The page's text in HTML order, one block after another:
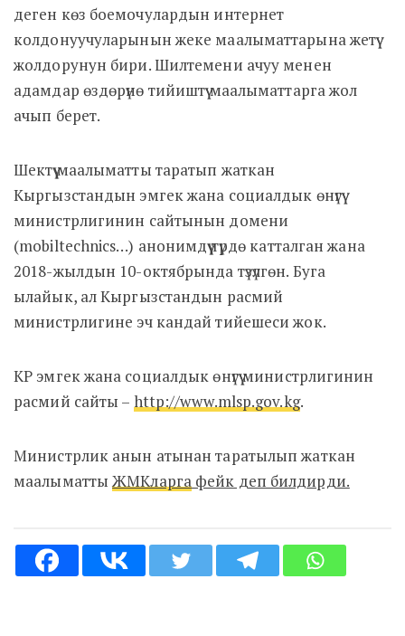
деген көз боемочулардын интернет
колдонуучуларынын жеке маалыматтарына жетүү
жолдорунун бири. Шилтемени ачуу менен
адамдар өздөрүнө тийиштүү маалыматтарга жол
ачып берет.
Шектүү маалыматты таратып жаткан
Кыргызстандын эмгек жана социалдык өнүгүү
министрлигинин сайтынын домени
(mobiltechnics…) анонимдүү түрдө катталган жана
2018-жылдын 10-октябрында түзүлгөн. Буга
ылайык, ал Кыргызстандын расмий
министрлигине эч кандай тийешеси жок.
КР эмгек жана социалдык өнүгүү министрлигинин
расмий сайты – http://www.mlsp.gov.kg.
Министрлик анын атынан таратылып жаткан
маалыматтыЖМКларгафейк деп билдирди.